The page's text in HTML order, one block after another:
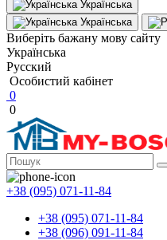
Українська
Українська
Виберіть бажану мову сайту
Українська
Русский
Особистий кабінет
0
0
+38 (095) 071-11-84
+38 (095) 071-11-84
+38 (096) 091-11-84